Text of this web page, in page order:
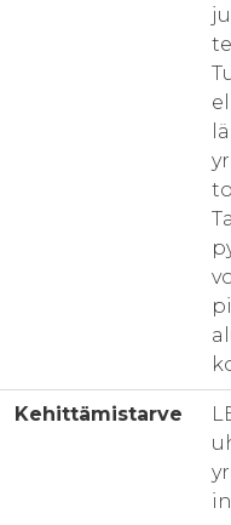
Kehittämistarve